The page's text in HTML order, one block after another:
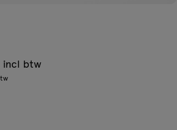
incl btw